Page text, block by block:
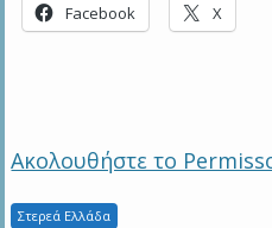
Facebook X
Ακολουθήστε το
Στερεά Ελλάδα